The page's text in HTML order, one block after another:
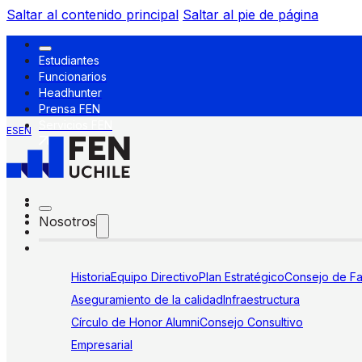
Saltar al contenido principal Saltar al pie de página
Estudiantes
Funcionarios
Headhunter
Prensa FEN
ESEN
Nosotros
HistoriaEquipo DirectivoPlan EstratégicoConsejo de
Aseguramiento de la calidadInfraestructura
Círculo de Honor AlumniConsejo Consultivo
Empresarial